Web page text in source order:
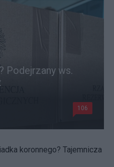
Podejrzany ws.
106
koronnego? Tajemnicza